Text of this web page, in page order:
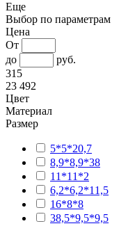
Еще
Выбор по параметрам
Цена
От
до
руб.
315
23 492
Цвет
Материал
Размер
5*5*20,7
8,9*8,9*38
11*11*2
6,2*6,2*11,5
16*8*8
38,5*9,5*9,5